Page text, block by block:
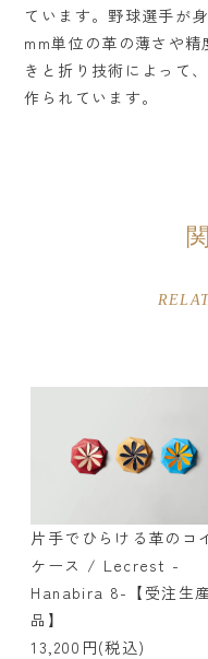
ています。野球選手が
mm単位の革の薄さや
きと折り技術によって
作られています。
片手でひらける革のコ
ケース / Lecrest -
Hanabira 8-【受注生産
品】
13,200円(税込)